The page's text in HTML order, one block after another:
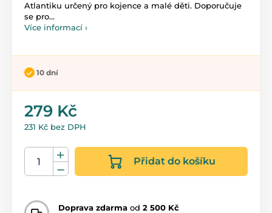
Atlantiku určený pro kojence a malé děti. Doporučuje
se pro...
Více informací ›
10 dní
279 Kč
231 Kč bez DPH
Přidat do košíku
Doprava zdarma od 2 500 Kč